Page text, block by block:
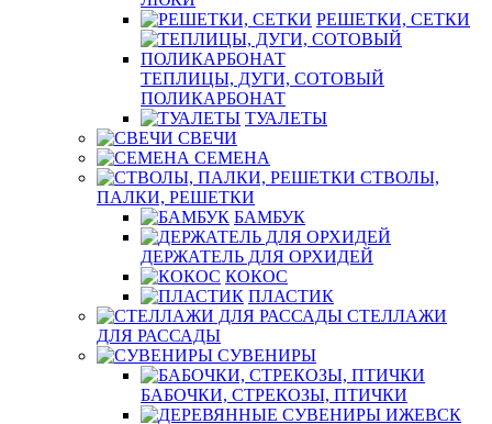
РЕШЕТКИ, СЕТКИ
ТЕПЛИЦЫ, ДУГИ, СОТОВЫЙ
ПОЛИКАРБОНАТ
ТУАЛЕТЫ
СВЕЧИ
СЕМЕНА
СТВОЛЫ,
ПАЛКИ, РЕШЕТКИ
БАМБУК
ДЕРЖАТЕЛЬ ДЛЯ ОРХИДЕЙ
КОКОС
ПЛАСТИК
СТЕЛЛАЖИ
ДЛЯ РАССАДЫ
СУВЕНИРЫ
БАБОЧКИ, СТРЕКОЗЫ, ПТИЧКИ